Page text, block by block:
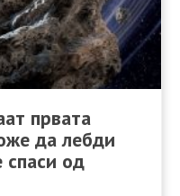
првата
да лебди
спаси од